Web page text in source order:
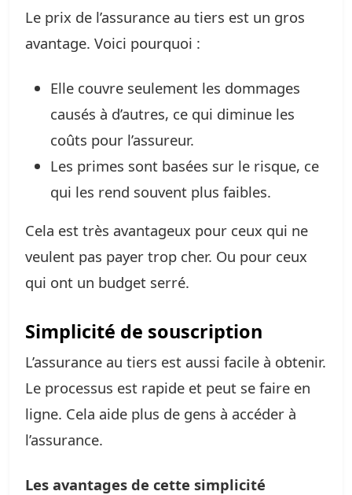
Le prix de l’assurance au tiers est un gros
avantage. Voici pourquoi :
Elle couvre seulement les dommages
causés à d’autres, ce qui diminue les
coûts pour l’assureur.
Les primes sont basées sur le risque, ce
qui les rend souvent plus faibles.
Cela est très avantageux pour ceux qui ne
veulent pas payer trop cher. Ou pour ceux
qui ont un budget serré.
Simplicité de souscription
L’assurance au tiers est aussi facile à obtenir.
Le processus est rapide et peut se faire en
ligne. Cela aide plus de gens à accéder à
l’assurance.
Les avantages de cette simplicité